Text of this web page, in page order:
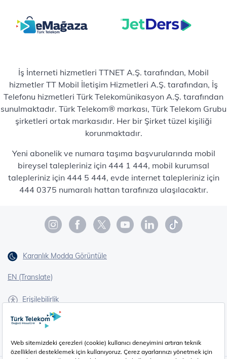
İş İnterneti hizmetleri TTNET A.Ş. tarafından, Mobil
hizmetler TT Mobil İletişim Hizmetleri A.Ş. tarafından, İş
Telefonu hizmetleri Türk Telekomünikasyon A.Ş. tarafından
sunulmaktadır. Türk Telekom® markası, Türk Telekom Grubu
şirketleri ortak markasıdır. Her bir Şirket tüzel kişiliği
korunmaktadır.
Yeni abonelik ve numara taşıma başvurularında mobil
bireysel talepleriniz için 444 1 444, mobil kurumsal
talepleriniz için 444 5 444, evde internet talepleriniz için
444 0375 numaralı hattan tarafınıza ulaşılacaktır.
Karanlık Modda Görüntüle
EN (Translate)
Erişilebilirlik
İşaret Dili Çevirisi